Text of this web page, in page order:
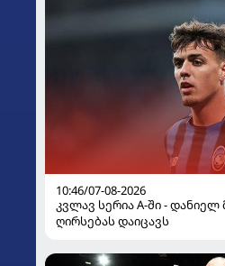
10:46/07-08-2026
კვლავ სერია A-ში -
ღირსებას დაიცავს